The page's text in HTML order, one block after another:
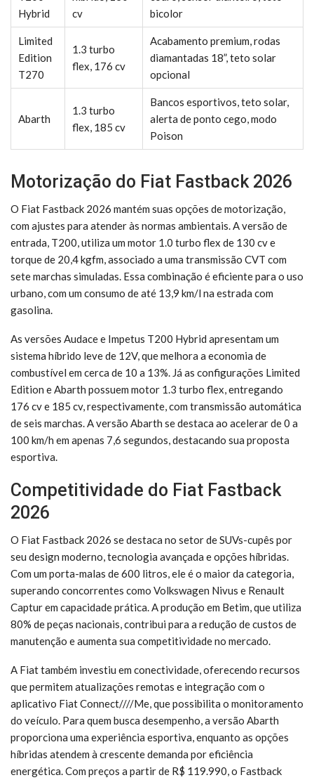
Hybrid
cv
bicolor
Limited
Edition
T270
1.3 turbo
flex, 176 cv
Acabamento premium, rodas
diamantadas 18”, teto solar
opcional
Abarth
1.3 turbo
flex, 185 cv
Bancos esportivos, teto solar,
alerta de ponto cego, modo
Poison
Motorização do Fiat Fastback 2026
O Fiat Fastback 2026 mantém suas opções de motorização,
com ajustes para atender às normas ambientais. A versão de
entrada, T200, utiliza um motor 1.0 turbo flex de 130 cv e
torque de 20,4 kgfm, associado a uma transmissão CVT com
sete marchas simuladas. Essa combinação é eficiente para o uso
urbano, com um consumo de até 13,9 km/l na estrada com
gasolina.
As versões Audace e Impetus T200 Hybrid apresentam um
sistema híbrido leve de 12V, que melhora a economia de
combustível em cerca de 10 a 13%. Já as configurações Limited
Edition e Abarth possuem motor 1.3 turbo flex, entregando
176 cv e 185 cv, respectivamente, com transmissão automática
de seis marchas. A versão Abarth se destaca ao acelerar de 0 a
100 km/h em apenas 7,6 segundos, destacando sua proposta
esportiva.
Competitividade do Fiat Fastback
2026
O Fiat Fastback 2026 se destaca no setor de SUVs-cupês por
seu design moderno, tecnologia avançada e opções híbridas.
Com um porta-malas de 600 litros, ele é o maior da categoria,
superando concorrentes como Volkswagen Nivus e Renault
Captur em capacidade prática. A produção em Betim, que utiliza
80% de peças nacionais, contribui para a redução de custos de
manutenção e aumenta sua competitividade no mercado.
A Fiat também investiu em conectividade, oferecendo recursos
que permitem atualizações remotas e integração com o
aplicativo Fiat Connect////Me, que possibilita o monitoramento
do veículo. Para quem busca desempenho, a versão Abarth
proporciona uma experiência esportiva, enquanto as opções
híbridas atendem à crescente demanda por eficiência
energética. Com preços a partir de R$ 119.990, o Fastback